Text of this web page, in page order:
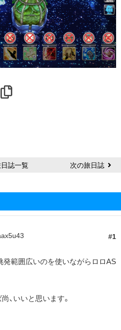
誌一覧 次の旅日誌
1
発範囲広いのを使いながらロロAS
、いいと思います。